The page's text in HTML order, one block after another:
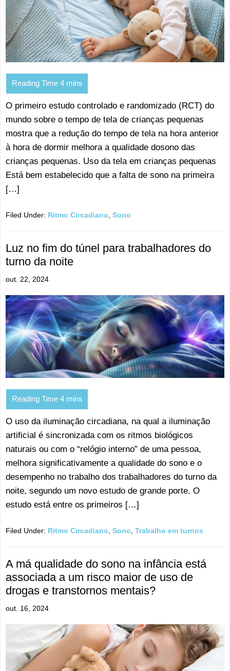
O primeiro estudo controlado e randomizado (RCT) do
mundo sobre o tempo de tela de crianças pequenas
mostra que a redução do tempo de tela na hora anterior
à hora de dormir melhora a qualidade dosono das
crianças pequenas. Uso da tela em crianças pequenas
Está bem estabelecido que a falta de sono na primeira
[…]
Filed Under: Ritmo Circadiano Sono
Luz no fim do túnel para trabalhadores do
turno da noite
out. 22, 2024
O uso da iluminação circadiana, na qual a iluminação
artificial é sincronizada com os ritmos biológicos
naturais ou com o “relógio interno” de uma pessoa,
melhora significativamente a qualidade do sono e o
desempenho no trabalho dos trabalhadores do turno da
noite, segundo um novo estudo de grande porte. O
estudo está entre os primeiros […]
Filed Under: Ritmo Circadiano Sono Trabalho em turnos
A má qualidade do sono na infância está
associada a um risco maior de uso de
drogas e transtornos mentais?
out. 16, 2024